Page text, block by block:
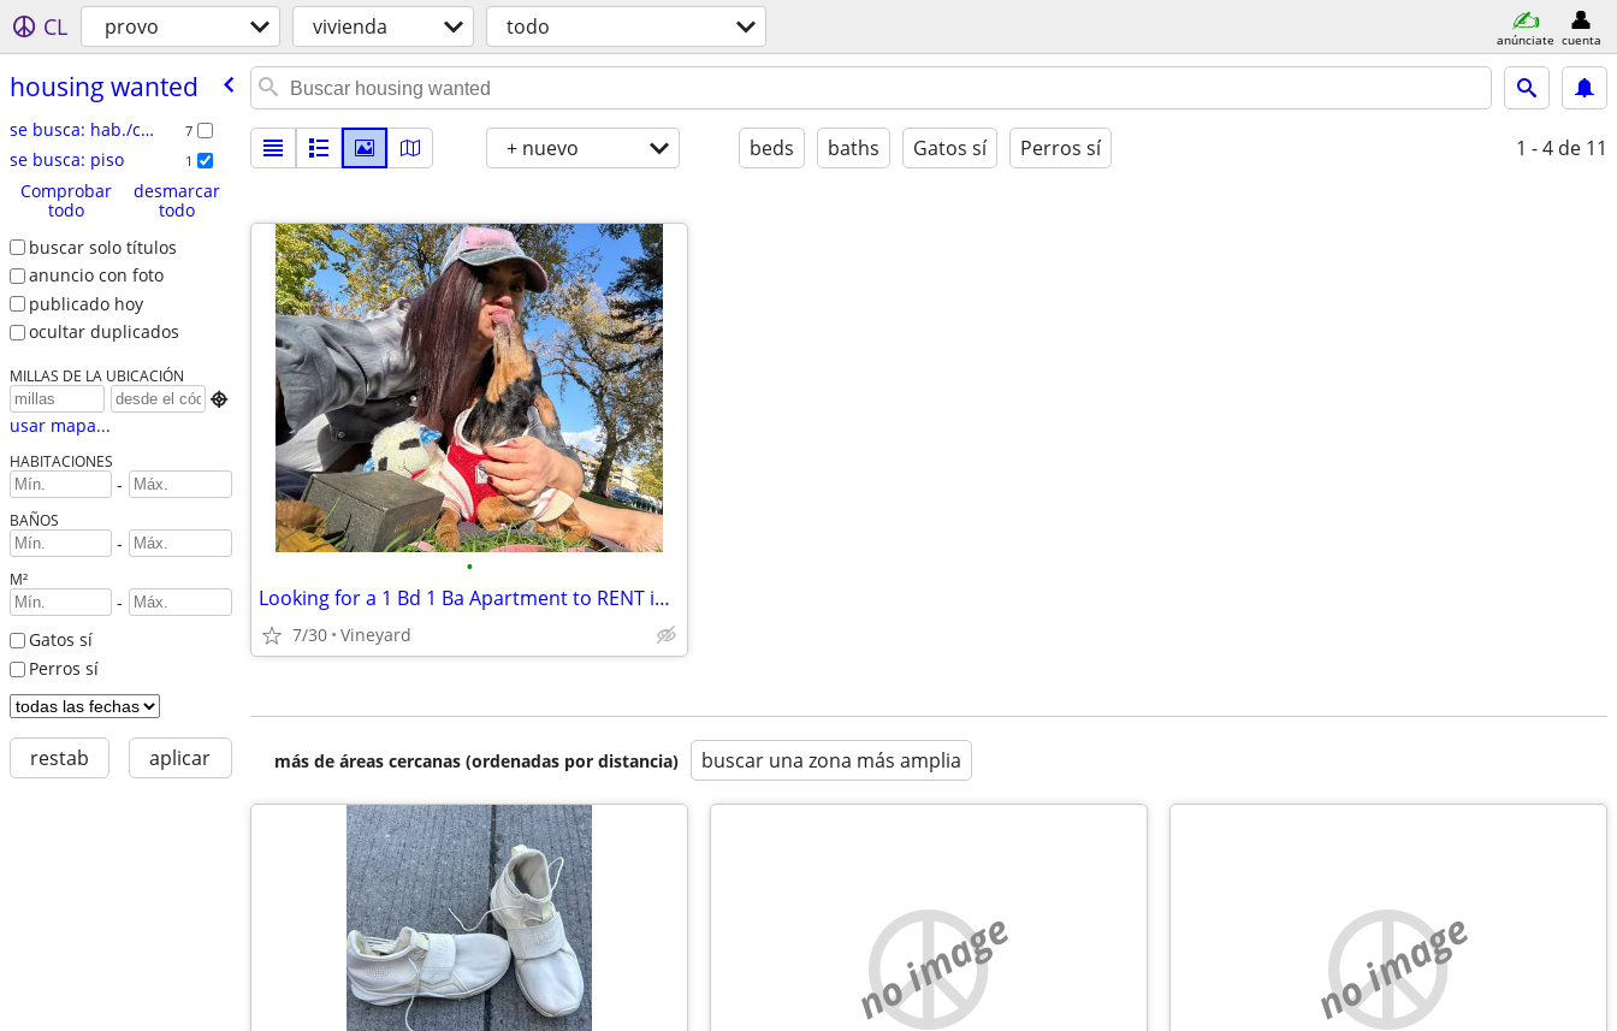
CL provo vivienda todo anúnciate cuenta
housing wanted
se busca: hab./comp. 7
se busca: piso 1
Comprobar
todo
desmarcar
todo
buscar solo títulos
anuncio con foto
publicado hoy
ocultar duplicados
MILLAS DE LA UBICACIÓN

usar mapa...
HABITACIONES
-
BAÑOS
-
M²
-
Gatos sí
Perros sí
restab aplicar
+ nuevo beds baths Gatos sí Perros sí 1 - 4 de 11
•
Looking for a 1 Bd 1 Ba Apartment to RENT in Vineyard, American Fork
7/30 Vineyard
más de áreas cercanas (ordenadas por distancia) buscar una zona más amplia
no image no image